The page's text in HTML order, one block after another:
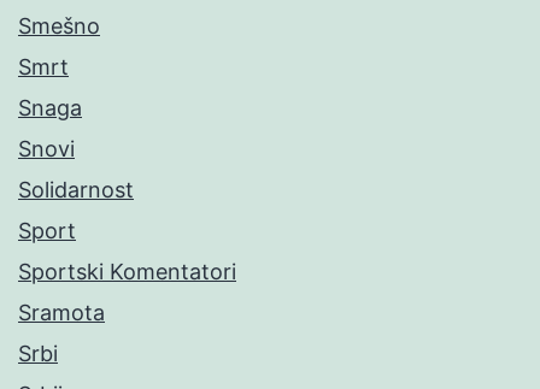
Smešno
Smrt
Snaga
Snovi
Solidarnost
Sport
Sportski Komentatori
Sramota
Srbi